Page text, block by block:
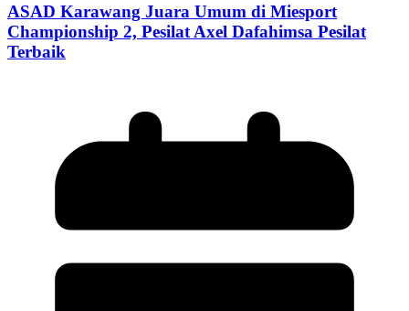
ASAD Karawang Juara Umum di Miesport
Championship 2, Pesilat Axel Dafahimsa Pesilat
Terbaik